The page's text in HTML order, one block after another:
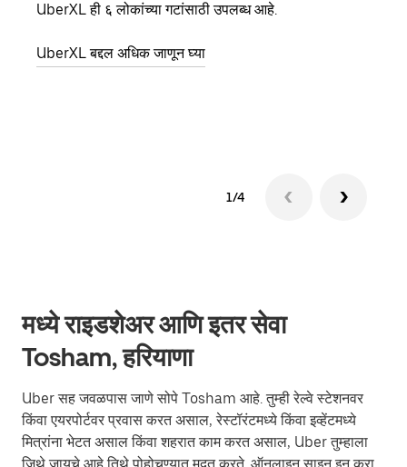
UberXL ही ६ लोकांच्या गटांसाठी उपलब्ध आहे.
UberXL बद्दल अधिक जाणून घ्या
1/4
मध्ये राइडशेअर आणि इतर सेवा
Tosham, हरियाणा
Uber सह जवळपास जाणे सोपे Tosham आहे. तुम्ही रेल्वे स्टेशनवर
किंवा एयरपोर्टवर प्रवास करत असाल, रेस्टॉरंटमध्ये किंवा इव्हेंटमध्ये
मित्रांना भेटत असाल किंवा शहरात काम करत असाल, Uber तुम्हाला